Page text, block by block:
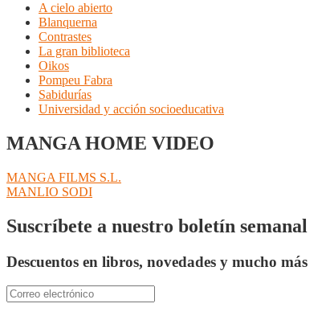
A cielo abierto
Blanquerna
Contrastes
La gran biblioteca
Oikos
Pompeu Fabra
Sabidurías
Universidad y acción socioeducativa
MANGA HOME VIDEO
Navegación
de
entradas
Anterior:
MANGA FILMS S.L.
Siguiente:
MANLIO SODI
Suscríbete a nuestro boletín semanal
Descuentos en libros, novedades y mucho más